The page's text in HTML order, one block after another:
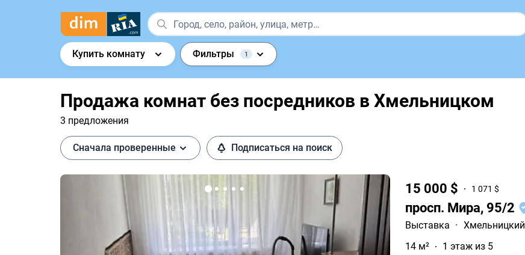
Купить комнату Фильтры 1
Продажа комнат без посредников в Хмельницком
3 предложения
Сначала проверенные Подписаться на поиск
15 000 $ 1 071 $
просп. Мира, 95/2
Выставка · Хмельницкий
14 м²
1 этаж из 5